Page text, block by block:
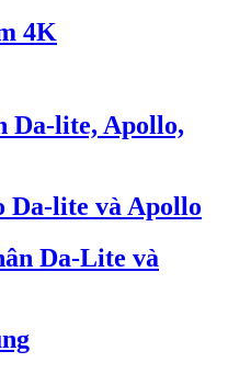
4K
Da-lite, Apollo,
Da-lite và Apollo
Da-Lite và